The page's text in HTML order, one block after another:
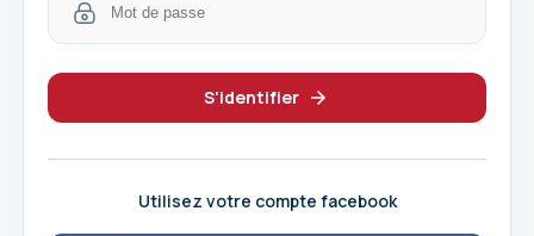
S'identifier
Utilisez votre compte facebook